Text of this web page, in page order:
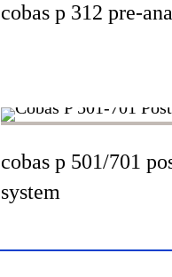
cobas p 312 pre-
cobas p 501/701
system